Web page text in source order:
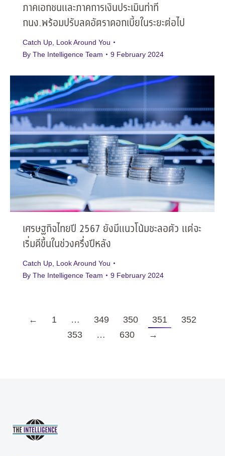
ภาคเอกชนและภาคการเงินประเมินท่าที
กนง.พร้อมปรับลดอัตราดอกเบี้ยในระยะต่อไป
Catch Up Look Around You
By The Intelligence Team 9 February 2024
เศรษฐกิจไทยปี 2567 ยังมีแนวโน้มชะลอตัว แต่จะ
เริ่มดีขึ้นในช่วงครึ่งปีหลัง
Catch Up Look Around You
By The Intelligence Team 9 February 2024
← 1 … 349 350 351
352
353
… 630 →